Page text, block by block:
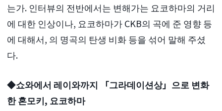
는가. 인터뷰의 전반에서는 변해가는 요코하마의 거리
에 대한 인상이나, 요코하마가 CKB의 곡에 준 영향 등
에 대해서, 의 명곡의 탄생 비화 등을 섞어 말해 주셨
다.
◆쇼와에서 레이와까지 「그라데이션상」으로 변화
한 혼모키, 요코하마